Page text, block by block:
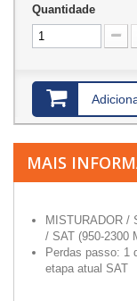
Quantidade
MAIS
MISTURADOR /
/ SAT (950-2300
Perdas passo: 1
etapa atual SAT